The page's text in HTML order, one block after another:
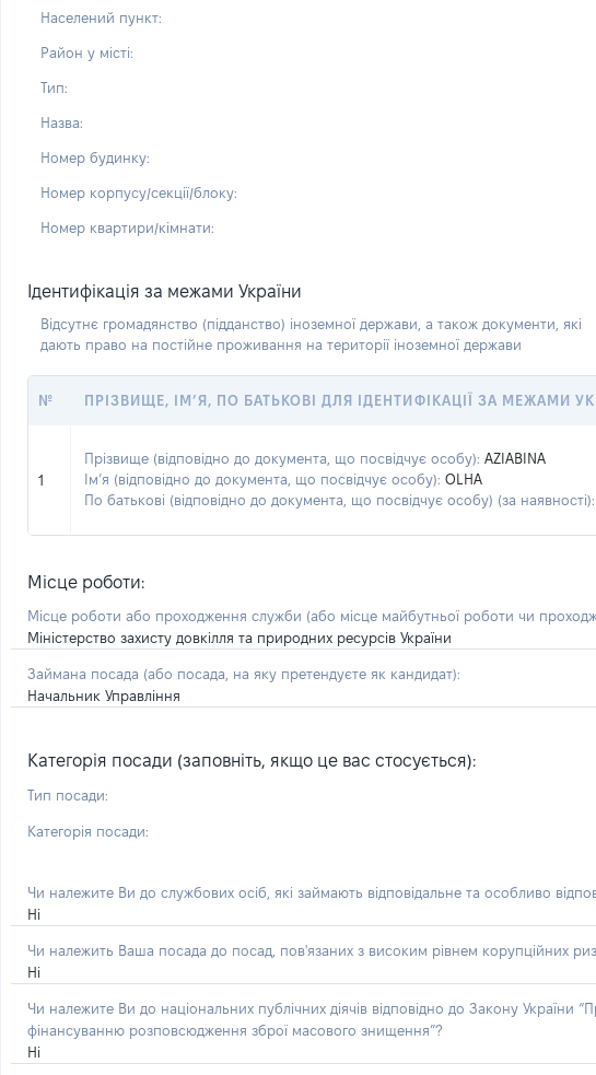
Населений пункт:
Район у місті:
Тип:
Назва:
Номер будинку:
Номер корпусу/секції/блоку:
Номер квартири/кімнати:
Ідентифікація за межами України
Відсутнє громадянство (підданство) іноземної держави, а також документи, які
дають право на постійне проживання на території іноземної держави
№ ПРІЗВИЩЕ, ІМ’Я, ПО БАТЬКОВІ ДЛЯ ІДЕНТИФІКАЦІЇ ЗА МЕЖАМИ
1
Прізвище (відповідно до документа, що посвідчує особу): AZIABINA
Ім’я (відповідно до документа, що посвідчує особу): OLHA
По батькові (відповідно до документа, що посвідчує особу) (за наявності):
Місце роботи:
Місце роботи або проходження служби (або місце майбутньої роботи чи
Міністерство захисту довкілля та природних ресурсів України
Займана посада (або посада, на яку претендуєте як кандидат):
Начальник Управління
Категорія посади (заповніть, якщо це вас стосується):
Тип посади:
Категорія посади:
Чи належите Ви до службових осіб, які займають відповідальне та особливо
Ні
Чи належить Ваша посада до посад, пов'язаних з високим рівнем корупційних
Ні
Чи належите Ви до національних публічних діячів відповідно до Закону України
фінансуванню розповсюдження зброї масового знищення”?
Ні